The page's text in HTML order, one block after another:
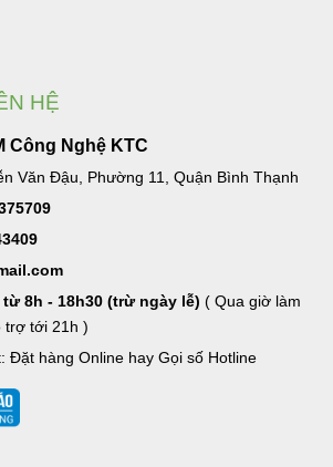
HỆ
Công Nghệ KTC
Văn Đậu, Phường 11, Quận Bình Thạnh
8h - 18h30 (trừ ngày lễ) ( Qua giờ làm
trợ tới 21h )
Đặt hàng Online hay Gọi số Hotline